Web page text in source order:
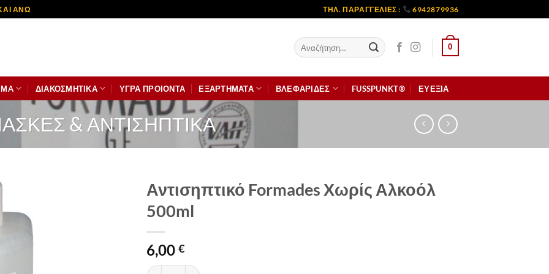
ΑΝΩ ΤΗΛ. ΠΑΡΑΓΓΕΛΙΕΣ : 6942879936
Αναζήτηση
για:
0
ΔΙΑΚΟΣΜΗΤΙΚΆ ΥΓΡΑ ΠΡΟΙΟΝΤΑ ΕΞΑΡΤΗΜΑΤΑ ΒΛΕΦΑΡΙΔΕΣ FUSSPUNKT® ΕΥΕΞΙΑ
& ΑΝΤΙΣΗΠΤΙΚΆ
Αντισηπτικό Formades Χωρίς Αλκοόλ
500ml
6,00 €
Αντισηπτικό Formades Χωρίς Αλκοόλ 500ml ποσότητα